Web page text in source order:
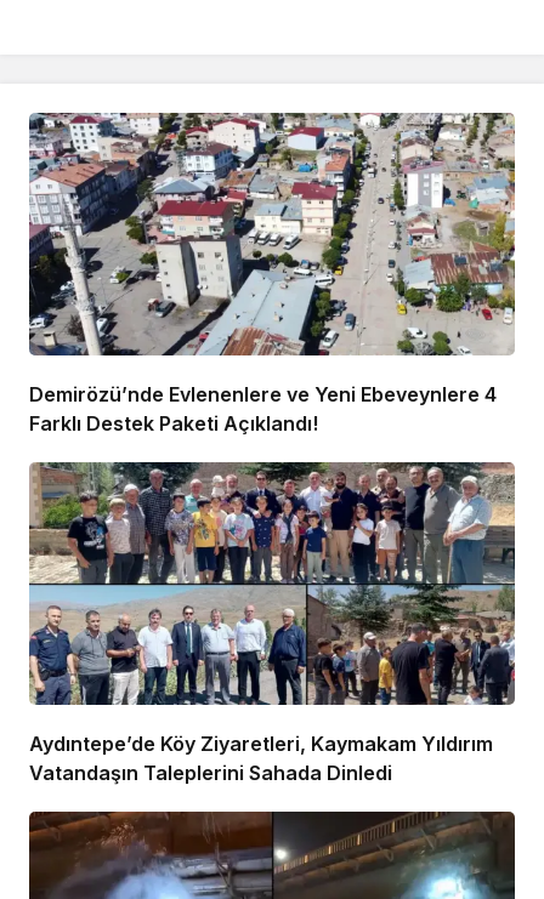
Demirözü’nde Evlenenlere ve Yeni Ebeveynlere 4
Farklı Destek Paketi Açıklandı!
Aydıntepe’de Köy Ziyaretleri, Kaymakam Yıldırım
Vatandaşın Taleplerini Sahada Dinledi